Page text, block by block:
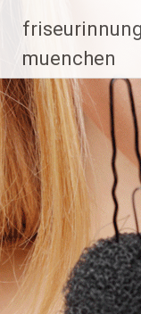
muenchen